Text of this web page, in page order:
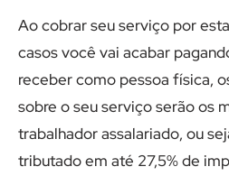
Ao cobrar seu serviço por
casos você vai acabar
receber como pessoa física,
sobre o seu serviço serão os
trabalhador assalariado, ou
tributado em até 27,5% de